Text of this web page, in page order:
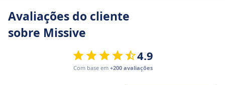
Avaliações do cliente
sobre Missive
4.9
Com base em +200 avaliações